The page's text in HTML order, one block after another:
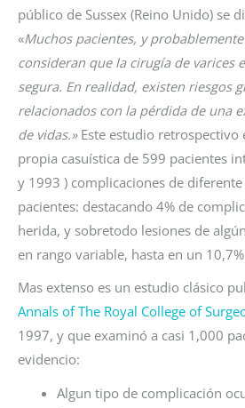
público de Sussex (Reino Unido) se
«Muchos pacientes, y
consideran que la cirugía de varices
segura. En realidad, existen riesgos
relacionados con la pérdida de una
de vidas.» Este estudio retrospectivo
propia casuística de 599 pacientes
y 1993 ) complicaciones de
pacientes: destacando 4% de
herida, y sobretodo lesiones de
en rango variable, hasta en un
Mas extenso es un estudio clásico
Annals of The Royal College of
1997, y que examinó a casi 1,000
evidencio:
Algun tipo de complicación